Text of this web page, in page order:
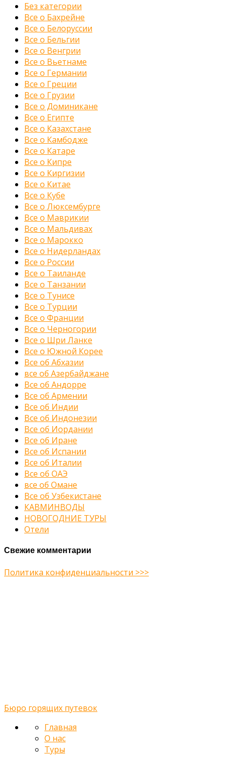
Без категории
Все о Бахрейне
Все о Белоруссии
Все о Бельгии
Все о Венгрии
Все о Вьетнаме
Все о Германии
Все о Греции
Все о Грузии
Все о Доминикане
Все о Египте
Все о Казахстане
Все о Камбодже
Все о Катаре
Все о Кипре
Все о Киргизии
Все о Китае
Все о Кубе
Все о Люксембурге
Все о Маврикии
Все о Мальдивах
Все о Марокко
Все о Нидерландах
Все о России
Все о Таиланде
Все о Танзании
Все о Тунисе
Все о Турции
Все о Франции
Все о Черногории
Все о Шри Ланке
Все о Южной Корее
Все об Абхазии
все об Азербайджане
Все об Андорре
Все об Армении
Все об Индии
Все об Индонезии
Все об Иордании
Все об Иране
Все об Испании
Все об Италии
Все об ОАЭ
все об Омане
Все об Узбекистане
КАВМИНВОДЫ
НОВОГОДНИЕ ТУРЫ
Отели
Свежие комментарии
Политика конфиденциальности >>>
Бюро горящих путевок
Главная
О нас
Туры